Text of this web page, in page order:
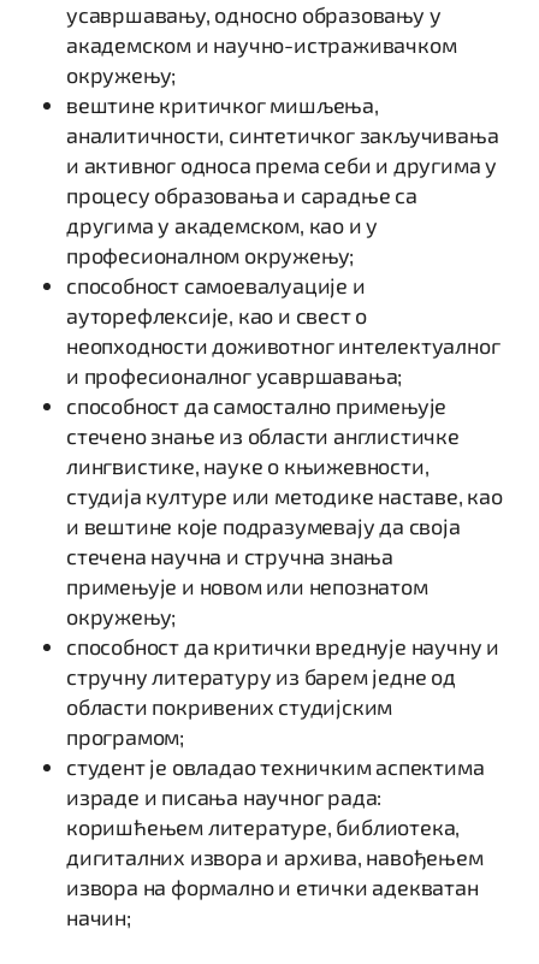
усавршавању, односно образовању у
академском и научно-истраживачком
окружењу;
вештине критичког мишљења,
аналитичности, синтетичког закључивања
и активног односа према себи и другима у
процесу образовања и сарадње са
другима у академском, као и у
професионалном окружењу;
способност самоевалуације и
ауторефлексије, као и свест о
неопходности доживотног интелектуалног
и професионалног усавршавања;
способност да самостално примењује
стечено знање из области англистичке
лингвистике, науке о књижевности,
студија културе или методике наставе, као
и вештине које подразумевају да своја
стечена научна и стручна знања
примењује и новом или непознатом
окружењу;
способност да критички вреднује научну и
стручну литературу из барем једне од
области покривених студијским
програмом;
студент је овладао техничким аспектима
израде и писања научног рада:
коришћењем литературе, библиотека,
дигиталних извора и архива, навођењем
извора на формално и етички адекватан
начин;